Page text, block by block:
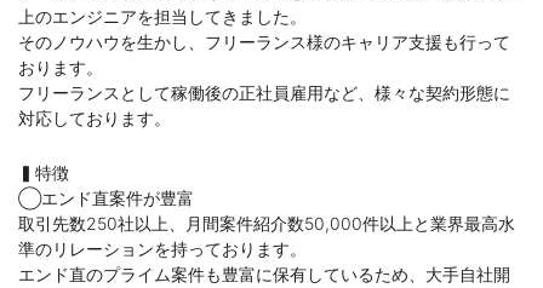
上のエンジニアを担当してきました。
そのノウハウを生かし、フリーランス様のキャリア支援も行って
おります。
フリーランスとして稼働後の正社員雇用など、様々な契約形態に
対応しております。
▍特徴
◯エンド直案件が豊富
取引先数250社以上、月間案件紹介数50,000件以上と業界最高水
準のリレーションを持っております。
エンド直のプライム案件も豊富に保有しているため、大手自社開